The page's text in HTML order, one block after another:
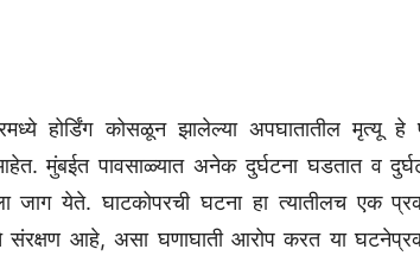
होर्डिंग कोसळून झालेल्या अपघातातील मृत्यू हे
मुंबईत पावसाळ्यात अनेक दुर्घटना घडतात व
जाग येते. घाटकोपरची घटना हा त्यातीलच एक
संरक्षण आहे, असा घणाघाती आरोप करत या